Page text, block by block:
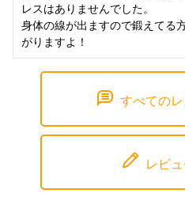
レスはありませんでした。
身体の線が出ますので鍛えてる
すべての
レビ